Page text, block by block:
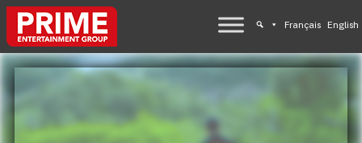
Français English